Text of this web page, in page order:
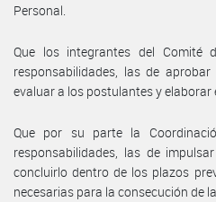
Personal.
Que los integrantes del Comité
responsabilidades, las de
evaluar a los postulantes y elaborar
Que por su parte la
responsabilidades, las de
concluirlo dentro de los plazos
necesarias para la consecución de